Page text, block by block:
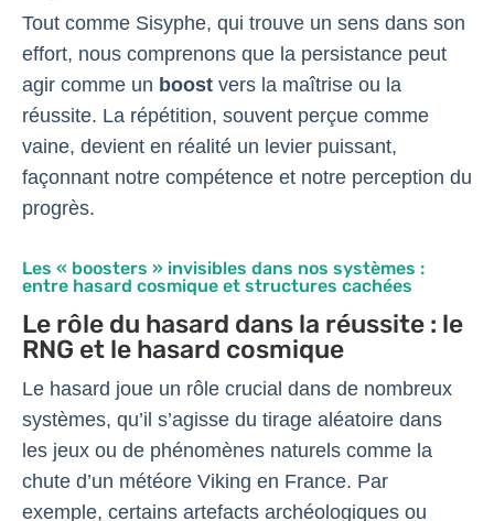
Tout comme Sisyphe, qui trouve un sens dans son
effort, nous comprenons que la persistance peut
agir comme un boost vers la maîtrise ou la
réussite. La répétition, souvent perçue comme
vaine, devient en réalité un levier puissant,
façonnant notre compétence et notre perception du
progrès.
Les « boosters » invisibles dans nos systèmes :
entre hasard cosmique et structures cachées
Le rôle du hasard dans la réussite : le
RNG et le hasard cosmique
Le hasard joue un rôle crucial dans de nombreux
systèmes, qu’il s’agisse du tirage aléatoire dans
les jeux ou de phénomènes naturels comme la
chute d’un météore Viking en France. Par
exemple, certains artefacts archéologiques ou